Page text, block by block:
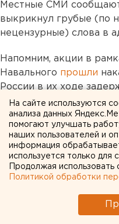
Местные СМИ
выкрикнул грубые (по
нецензурные) слова в
Напомним, акции в
Навального прошли
России в их ходе
том числе сам Алексей
На сайте используются
анализа данных
помогают улучшать
наших пользователей и
информация
используется только для
Продолжая
Политикой обработки